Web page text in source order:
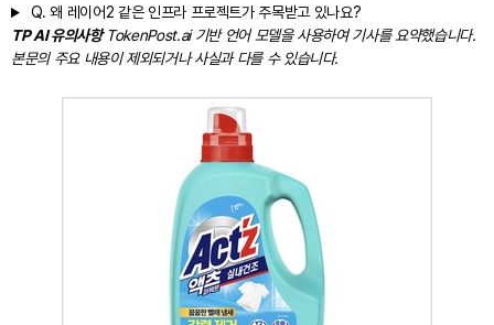
Q. 왜 레이어2 같은 인프라 프로젝트가 주목받고 있나요?
TP AI 유의사항TokenPost.ai 기반 언어 모델을 사용하여 기사를 요약했습니다.
본문의 주요 내용이 제외되거나 사실과 다를 수 있습니다.